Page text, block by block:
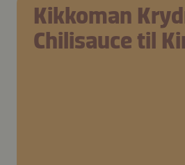
Kikkoman
Chilisauce til